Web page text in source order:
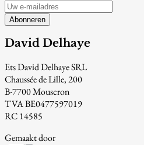
Abonneren
David Delhaye
Ets David Delhaye SRL
Chaussée de Lille, 200
B-7700 Mouscron
TVA BE0477597019
RC 14585
Gemaakt door